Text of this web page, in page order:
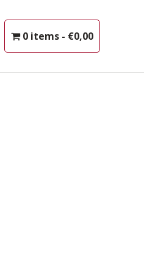
0 items €0,00